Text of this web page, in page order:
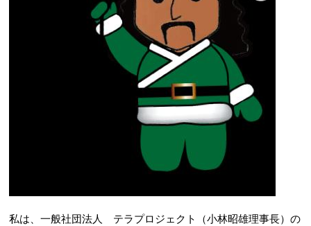
私は、一般社団法人 テラプロジェクト（小林昭雄理事長）の